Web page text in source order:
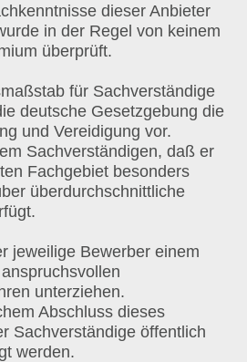
dieser Anbieter
in der Regel von keinem
überprüft.
für Sachverständige
deutsche Gesetzgebung die
und Vereidigung vor.
Sachverständigen, daß er
Fachgebiet besonders
überdurchschnittliche
jeweilige Bewerber einem
unterziehen.
Abschluss dieses
Sachverständige öffentlich
werden.